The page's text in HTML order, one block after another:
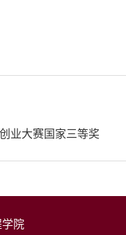
业大赛国家三等奖
院